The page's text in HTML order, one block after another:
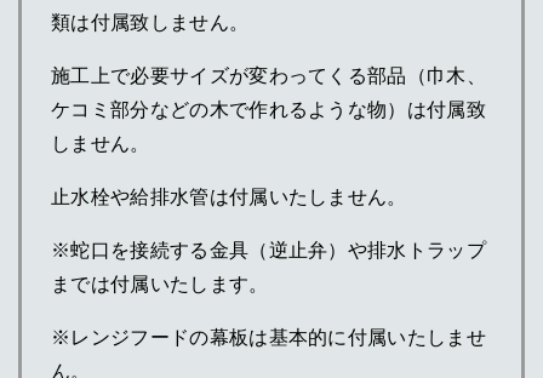
類は付属致しません。
施工上で必要サイズが変わってくる部品（巾木、
ケコミ部分などの木で作れるような物）は付属致
しません。
止水栓や給排水管は付属いたしません。
※蛇口を接続する金具（逆止弁）や排水トラップ
までは付属いたします。
※レンジフードの幕板は基本的に付属いたしませ
ん。